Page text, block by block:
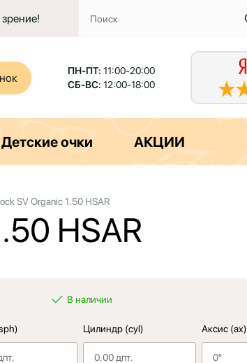
ПН-ПТ: 11:00-20:00
СБ-ВС: 12:00-18:00
Детские очки АКЦИИ
SV Organic 1.50 HSAR
HSAR
В наличии
Цилиндр (cyl) Аксис (ax)